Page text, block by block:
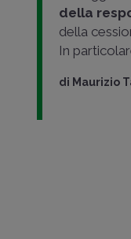
della
della
In
di Maurizio